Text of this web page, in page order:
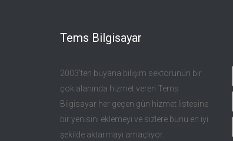
Tems Bilgisayar
2003’ten buyana bilişim sektörünün bir
çok alanında hizmet veren Tems
Bilgisayar her geçen gün hizmet listesine
bir yenisini eklemeyi ve sizlere bunu en iyi
şekilde aktarmayı amaçlıyor.